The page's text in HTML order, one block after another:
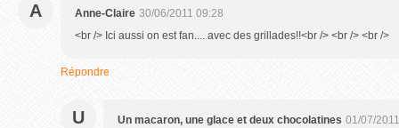
A Anne-Claire 30/06/2011 09:28
<br /> Ici aussi on est fan.... avec des grillades!!<br /> <br /> <br />
Répondre
U Un macaron, une glace et deux chocolatines 01/07/